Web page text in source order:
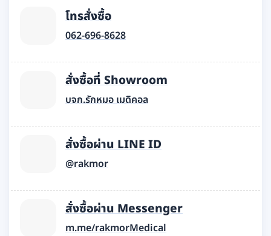
โทรสั่งซื้อ
062-696-8628
สั่งซื้อที่ Showroom
บจก.รักหมอ เมดิคอล
สั่งซื้อผ่าน LINE ID
@rakmor
สั่งซื้อผ่าน Messenger
m.me/rakmorMedical